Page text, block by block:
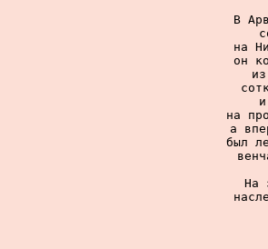
В
на
он
на
а
был
На